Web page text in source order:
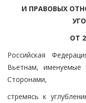
И ПРАВОВЫХ
ОТ
Российская
Вьетнам, именуемые
Сторонами,
стремясь к